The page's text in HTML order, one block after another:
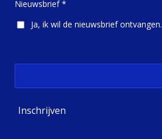
m
Nieuwsbrief *
Ja, ik wil de nieuwsbrief ontvangen.
Inschrijven